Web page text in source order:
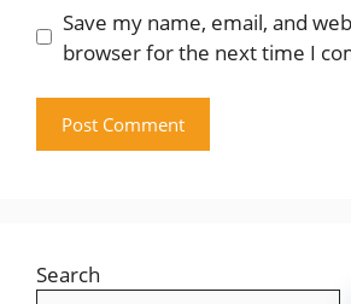
Save my name, email, and
browser for the next time I
Search